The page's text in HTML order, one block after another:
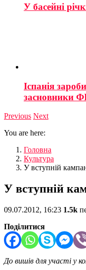
У басейні
Іспанія
засновники
Previous Next
You are here:
Головна
Культура
У вступній
У вступній
09.07.2012, 16:23 1.5k
Поділитися
До вишів для участі у